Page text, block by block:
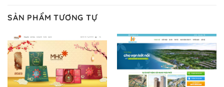
trang web WordPress của bạn.
Dễ dàng lựa chọn Hosting cho website WordPress
– Bảo mật cực tốt
Vì WordPress hiện là nền tảng xây dựng trang web và
SẢN PHẨM TƯƠNG TỰ